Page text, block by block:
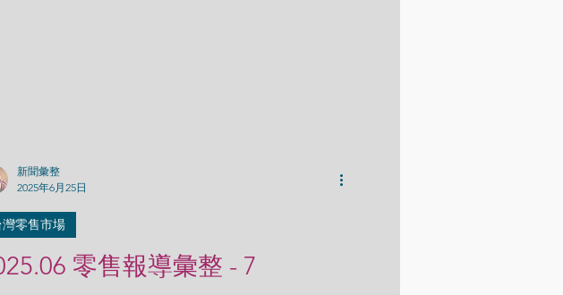
零售報導彙整 - 7
灣零售市場
新聞彙整
2025年6月25日